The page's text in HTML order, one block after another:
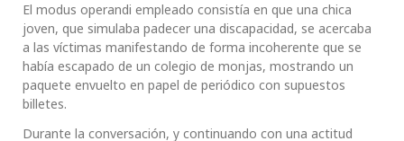
El modus operandi empleado consistía en que una chica
joven, que simulaba padecer una discapacidad, se acercaba
a las víctimas manifestando de forma incoherente que se
había escapado de un colegio de monjas, mostrando un
paquete envuelto en papel de periódico con supuestos
billetes.
Durante la conversación, y continuando con una actitud